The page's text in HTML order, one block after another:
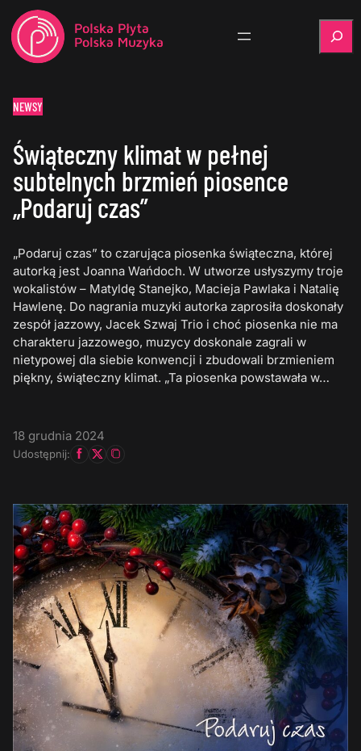
NEWSY
Świąteczny klimat w pełnej
subtelnych brzmień piosence
„Podaruj czas”
„Podaruj czas” to czarująca piosenka świąteczna, której
autorką jest Joanna Wańdoch. W utworze usłyszymy troje
wokalistów – Matyldę Stanejko, Macieja Pawlaka i Natalię
Hawlenę. Do nagrania muzyki autorka zaprosiła doskonały
zespół jazzowy, Jacek Szwaj Trio i choć piosenka nie ma
charakteru jazzowego, muzycy doskonale zagrali w
nietypowej dla siebie konwencji i zbudowali brzmieniem
piękny, świąteczny klimat. „Ta piosenka powstawała w…
18 grudnia 2024
Udostępnij: